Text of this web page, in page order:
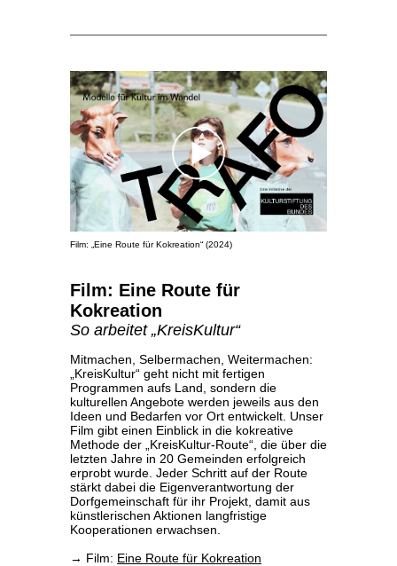
Film: „Eine Route für Kokreation“ (2024)
Film: Eine Route für
Kokreation
So arbeitet „KreisKultur“
Mitmachen, Selbermachen, Weitermachen:
„KreisKultur“ geht nicht mit fertigen
Programmen aufs Land, sondern die
kulturellen Angebote werden jeweils aus den
Ideen und Bedarfen vor Ort entwickelt. Unser
Film gibt einen Einblick in die kokreative
Methode der „KreisKultur-Route“, die über die
letzten Jahre in 20 Gemeinden erfolgreich
erprobt wurde. Jeder Schritt auf der Route
stärkt dabei die Eigenverantwortung der
Dorfgemeinschaft für ihr Projekt, damit aus
künstlerischen Aktionen langfristige
Kooperationen erwachsen.
→ Film: Eine Route für Kokreation